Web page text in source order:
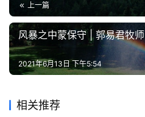
上一篇
风暴之中蒙保守 | 郭易君牧师
2021年6月13日 下午5:54
相关推荐